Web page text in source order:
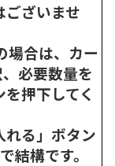
ざいませ
合は、カー
必要数量を
押下してく
れる」ボタン
結構です。